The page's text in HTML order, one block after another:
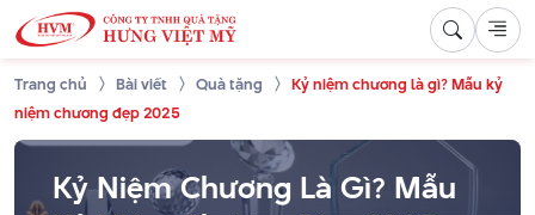
Trang chủ Bài viết Quà tặng
Kỷ niệm chương là gì? Mẫu kỷ
niệm chương đẹp 2025
Kỷ Niệm Chương Là Gì? Mẫu